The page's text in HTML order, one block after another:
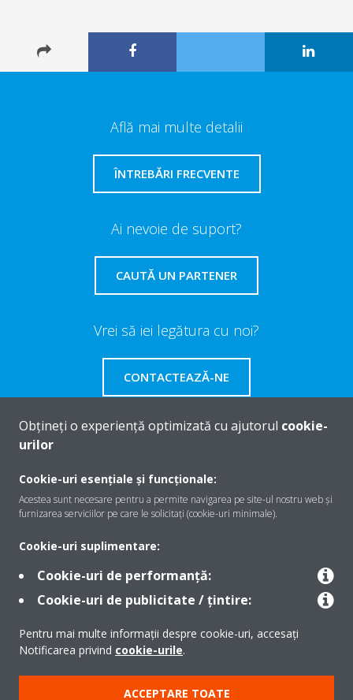
Află mai multe detalii
ÎNTREBĂRI FRECVENTE
Ai nevoie de suport?
CAUTĂ UN PARTENER
Vrei să iei legătura cu noi?
CONTACTEAZĂ-NE
Despre Daikin
Contact
Produse
Obțineți o experiență optimizată cu ajutorul cookie-
urilor
Cookie-uri esențiale și funcționale:
Acestea sunt necesare pentru a permite navigarea pe site-ul nostru web și
furnizarea serviciilor pe care le solicitați (cookie-uri minimale).
Cookie-uri suplimentare:
Cookie-uri de performanță:
Cookie-uri de publicitate / țintire:
Pentru mai multe informații despre cookie-uri, accesați
Notificarea privind cookie-urile.
ACCEPTARE TOATE